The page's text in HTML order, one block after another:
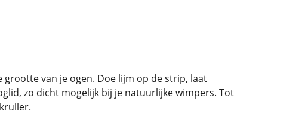
van je ogen. Doe lijm op de strip, laat
zo dicht mogelijk bij je natuurlijke wimpers. Tot